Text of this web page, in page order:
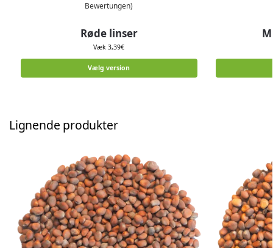
Bewertungen)
Røde linser
Væk3,39€
Vælg version
Lignende produkter